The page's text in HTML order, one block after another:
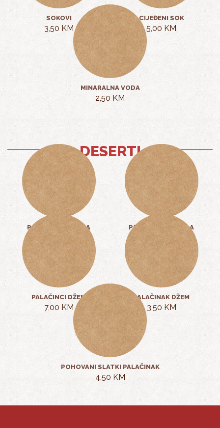
SOKOVI
3,50 KM
CIJEĐENI SOK
5,00 KM
MINARALNA VODA
2,50 KM
DESERTI
PALAČINCI NUTELA
7,00 KM
PALAČINAK NUTELA
3,50 KM
PALAČINCI DŽEM
7,00 KM
PALAČINAK DŽEM
3,50 KM
POHOVANI SLATKI PALAČINAK
4,50 KM